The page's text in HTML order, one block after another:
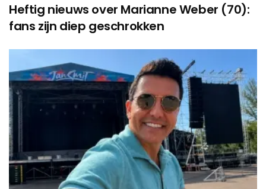
Heftig nieuws over Marianne Weber (70):
fans zijn diep geschrokken